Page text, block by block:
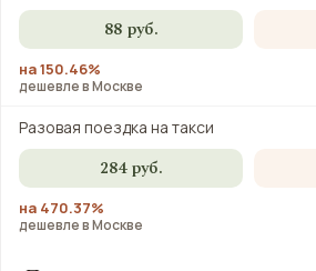
88 руб.
на 150.46%
дешевле в Москве
Разовая поездка на такси
284 руб.
на 470.37%
дешевле в Москве